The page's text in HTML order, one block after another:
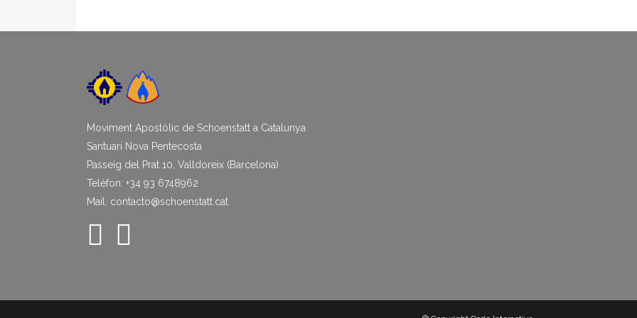
Moviment Apostòlic de Schoenstatt a Catalunya
Santuari Nova Pentecosta
Passeig del Prat 10, Valldoreix (Barcelona)
Telèfon: +34 93 6748962
Mail: contacto@schoenstatt.cat